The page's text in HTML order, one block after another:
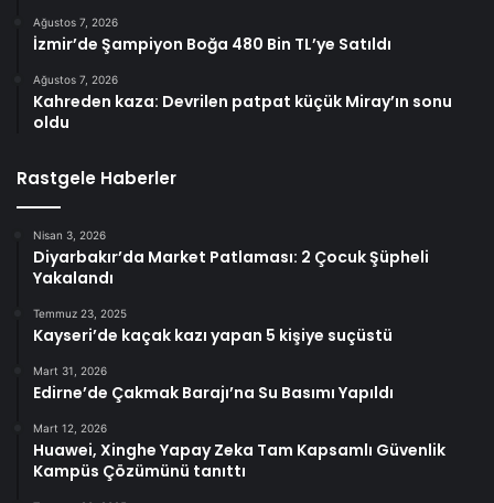
Ağustos 7, 2026
İzmir’de Şampiyon Boğa 480 Bin TL’ye Satıldı
Ağustos 7, 2026
Kahreden kaza: Devrilen patpat küçük Miray’ın sonu
oldu
Rastgele Haberler
Nisan 3, 2026
Diyarbakır’da Market Patlaması: 2 Çocuk Şüpheli
Yakalandı
Temmuz 23, 2025
Kayseri’de kaçak kazı yapan 5 kişiye suçüstü
Mart 31, 2026
Edirne’de Çakmak Barajı’na Su Basımı Yapıldı
Mart 12, 2026
Huawei, Xinghe Yapay Zeka Tam Kapsamlı Güvenlik
Kampüs Çözümünü tanıttı